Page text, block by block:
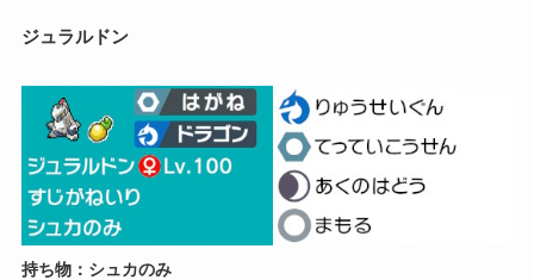
ジュラルドン
持ち物：シュカのみ